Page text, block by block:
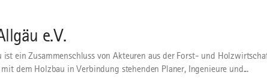
e.V.
ist ein Zusammenschluss von Akteuren aus der Forst- und
dem Holzbau in Verbindung stehenden Planer, Ingenieure und...